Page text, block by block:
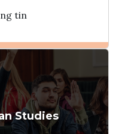
tin
danh
Tham vấn Interlink
Studies